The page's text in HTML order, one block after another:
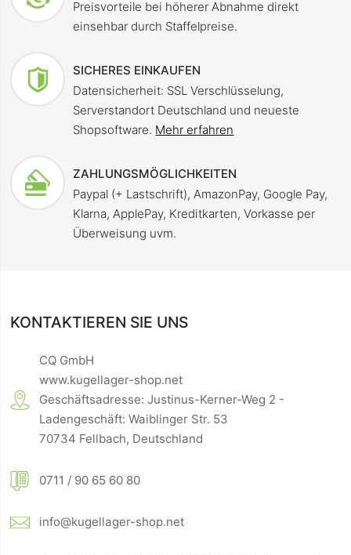
Preisvorteile bei höherer Abnahme direkt
einsehbar durch Staffelpreise.
SICHERES EINKAUFEN
Datensicherheit: SSL Verschlüsselung,
Serverstandort Deutschland und neueste
Shopsoftware. Mehr erfahren
ZAHLUNGSMÖGLICHKEITEN
Paypal (+ Lastschrift), AmazonPay, Google Pay,
Klarna, ApplePay, Kreditkarten, Vorkasse per
Überweisung uvm.
KONTAKTIEREN SIE UNS
CQ GmbH
www.kugellager-shop.net
Geschäftsadresse: Justinus-Kerner-Weg 2 -
Ladengeschäft: Waiblinger Str. 53
70734 Fellbach, Deutschland
0711 / 90 65 60 80
info@kugellager-shop.net